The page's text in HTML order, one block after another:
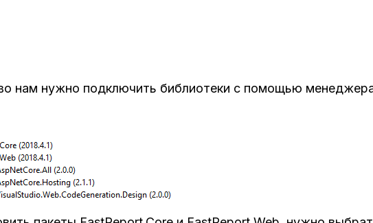
нам нужно подключить библиотеки с помощью